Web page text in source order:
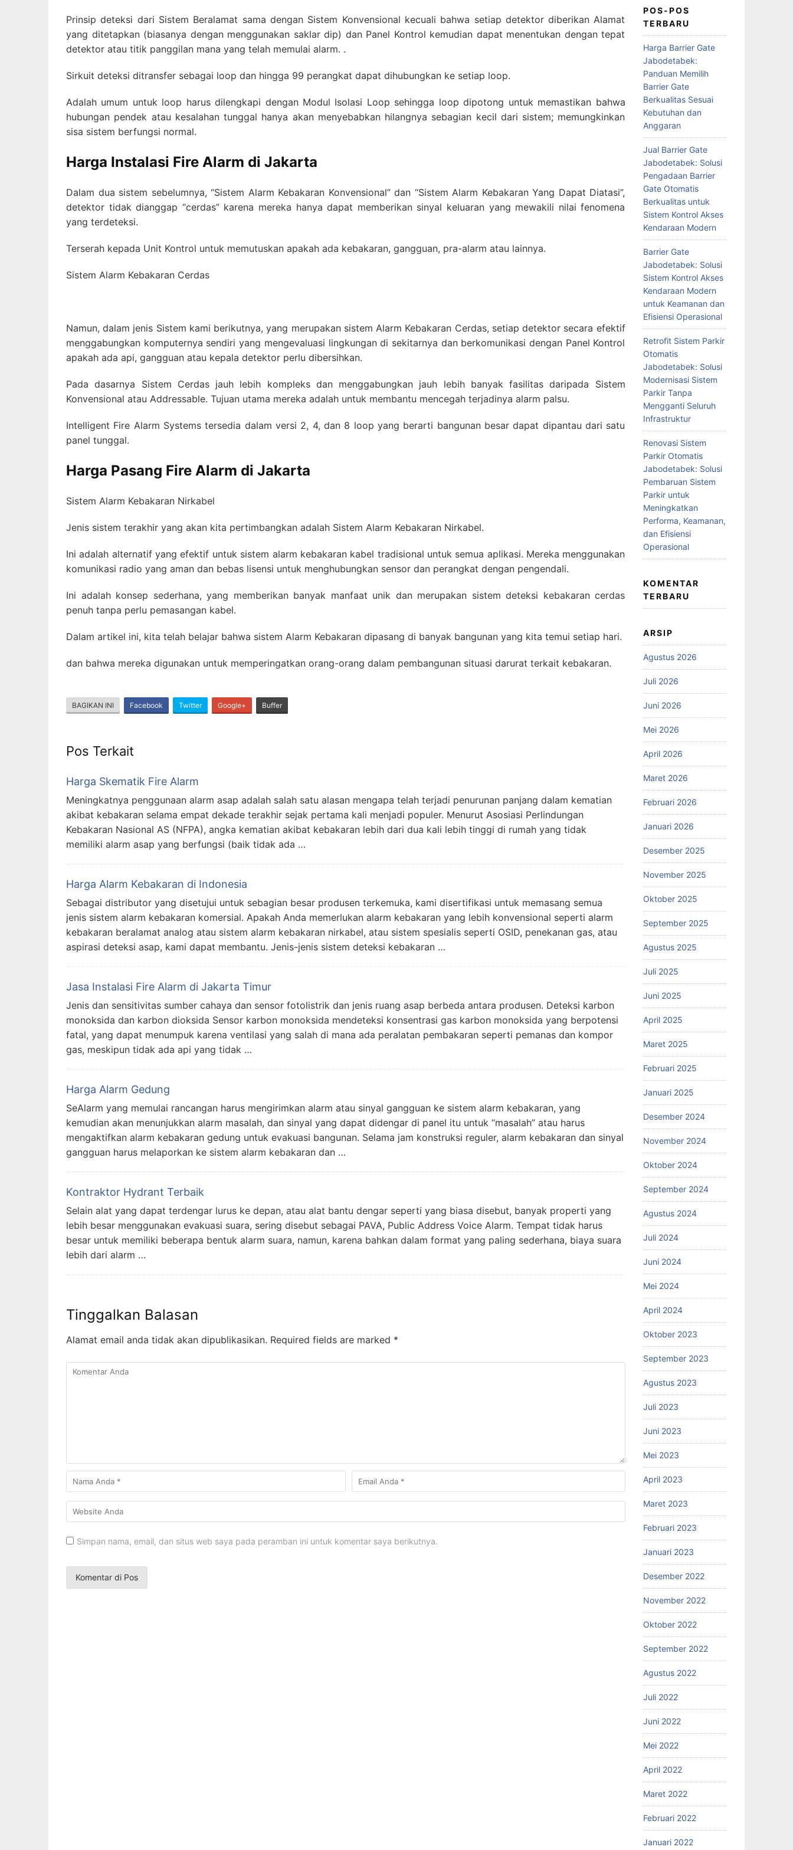
Prinsip deteksi dari Sistem Beralamat sama dengan Sistem Konvensional kecuali bahwa setiap detektor diberikan Alamat
yang ditetapkan (biasanya dengan menggunakan saklar dip) dan Panel Kontrol kemudian dapat menentukan dengan tepat
detektor atau titik panggilan mana yang telah memulai alarm. .
Sirkuit deteksi ditransfer sebagai loop dan hingga 99 perangkat dapat dihubungkan ke setiap loop.
Adalah umum untuk loop harus dilengkapi dengan Modul Isolasi Loop sehingga loop dipotong untuk memastikan bahwa
hubungan pendek atau kesalahan tunggal hanya akan menyebabkan hilangnya sebagian kecil dari sistem; memungkinkan
sisa sistem berfungsi normal.
Harga Instalasi Fire Alarm di Jakarta
Dalam dua sistem sebelumnya, “Sistem Alarm Kebakaran Konvensional” dan “Sistem Alarm Kebakaran Yang Dapat Diatasi”,
detektor tidak dianggap “cerdas” karena mereka hanya dapat memberikan sinyal keluaran yang mewakili nilai fenomena
yang terdeteksi.
Terserah kepada Unit Kontrol untuk memutuskan apakah ada kebakaran, gangguan, pra-alarm atau lainnya.
Sistem Alarm Kebakaran Cerdas
Namun, dalam jenis Sistem kami berikutnya, yang merupakan sistem Alarm Kebakaran Cerdas, setiap detektor secara efektif
menggabungkan komputernya sendiri yang mengevaluasi lingkungan di sekitarnya dan berkomunikasi dengan Panel Kontrol
apakah ada api, gangguan atau kepala detektor perlu dibersihkan.
Pada dasarnya Sistem Cerdas jauh lebih kompleks dan menggabungkan jauh lebih banyak fasilitas daripada Sistem
Konvensional atau Addressable. Tujuan utama mereka adalah untuk membantu mencegah terjadinya alarm palsu.
Intelligent Fire Alarm Systems tersedia dalam versi 2, 4, dan 8 loop yang berarti bangunan besar dapat dipantau dari satu
panel tunggal.
Harga Pasang Fire Alarm di Jakarta
Sistem Alarm Kebakaran Nirkabel
Jenis sistem terakhir yang akan kita pertimbangkan adalah Sistem Alarm Kebakaran Nirkabel.
Ini adalah alternatif yang efektif untuk sistem alarm kebakaran kabel tradisional untuk semua aplikasi. Mereka menggunakan
komunikasi radio yang aman dan bebas lisensi untuk menghubungkan sensor dan perangkat dengan pengendali.
Ini adalah konsep sederhana, yang memberikan banyak manfaat unik dan merupakan sistem deteksi kebakaran cerdas
penuh tanpa perlu pemasangan kabel.
Dalam artikel ini, kita telah belajar bahwa sistem Alarm Kebakaran dipasang di banyak bangunan yang kita temui setiap hari.
dan bahwa mereka digunakan untuk memperingatkan orang-orang dalam pembangunan situasi darurat terkait kebakaran.
BAGIKAN INI Facebook Twitter Google+ Buffer
Pos Terkait
Harga Skematik Fire Alarm
Meningkatnya penggunaan alarm asap adalah salah satu alasan mengapa telah terjadi penurunan panjang dalam kematian
akibat kebakaran selama empat dekade terakhir sejak pertama kali menjadi populer. Menurut Asosiasi Perlindungan
Kebakaran Nasional AS (NFPA), angka kematian akibat kebakaran lebih dari dua kali lebih tinggi di rumah yang tidak
memiliki alarm asap yang berfungsi (baik tidak ada …
Harga Alarm Kebakaran di Indonesia
Sebagai distributor yang disetujui untuk sebagian besar produsen terkemuka, kami disertifikasi untuk memasang semua
jenis sistem alarm kebakaran komersial. Apakah Anda memerlukan alarm kebakaran yang lebih konvensional seperti alarm
kebakaran beralamat analog atau sistem alarm kebakaran nirkabel, atau sistem spesialis seperti OSID, penekanan gas, atau
aspirasi deteksi asap, kami dapat membantu. Jenis-jenis sistem deteksi kebakaran …
Jasa Instalasi Fire Alarm di Jakarta Timur
Jenis dan sensitivitas sumber cahaya dan sensor fotolistrik dan jenis ruang asap berbeda antara produsen. Deteksi karbon
monoksida dan karbon dioksida Sensor karbon monoksida mendeteksi konsentrasi gas karbon monoksida yang berpotensi
fatal, yang dapat menumpuk karena ventilasi yang salah di mana ada peralatan pembakaran seperti pemanas dan kompor
gas, meskipun tidak ada api yang tidak …
Harga Alarm Gedung
SeAlarm yang memulai rancangan harus mengirimkan alarm atau sinyal gangguan ke sistem alarm kebakaran, yang
kemudian akan menunjukkan alarm masalah, dan sinyal yang dapat didengar di panel itu untuk “masalah” atau harus
mengaktifkan alarm kebakaran gedung untuk evakuasi bangunan. Selama jam konstruksi reguler, alarm kebakaran dan sinyal
gangguan harus melaporkan ke sistem alarm kebakaran dan …
Kontraktor Hydrant Terbaik
Selain alat yang dapat terdengar lurus ke depan, atau alat bantu dengar seperti yang biasa disebut, banyak properti yang
lebih besar menggunakan evakuasi suara, sering disebut sebagai PAVA, Public Address Voice Alarm. Tempat tidak harus
besar untuk memiliki beberapa bentuk alarm suara, namun, karena bahkan dalam format yang paling sederhana, biaya suara
lebih dari alarm …
Tinggalkan Balasan
Alamat email anda tidak akan dipublikasikan. Required fields are marked *
Simpan nama, email, dan situs web saya pada peramban ini untuk komentar saya berikutnya.
POS-POS
TERBARU
Harga Barrier Gate
Jabodetabek:
Panduan Memilih
Barrier Gate
Berkualitas Sesuai
Kebutuhan dan
Anggaran
Jual Barrier Gate
Jabodetabek: Solusi
Pengadaan Barrier
Gate Otomatis
Berkualitas untuk
Sistem Kontrol Akses
Kendaraan Modern
Barrier Gate
Jabodetabek: Solusi
Sistem Kontrol Akses
Kendaraan Modern
untuk Keamanan dan
Efisiensi Operasional
Retrofit Sistem Parkir
Otomatis
Jabodetabek: Solusi
Modernisasi Sistem
Parkir Tanpa
Mengganti Seluruh
Infrastruktur
Renovasi Sistem
Parkir Otomatis
Jabodetabek: Solusi
Pembaruan Sistem
Parkir untuk
Meningkatkan
Performa, Keamanan,
dan Efisiensi
Operasional
KOMENTAR
TERBARU
ARSIP
Agustus 2026
Juli 2026
Juni 2026
Mei 2026
April 2026
Maret 2026
Februari 2026
Januari 2026
Desember 2025
November 2025
Oktober 2025
September 2025
Agustus 2025
Juli 2025
Juni 2025
April 2025
Maret 2025
Februari 2025
Januari 2025
Desember 2024
November 2024
Oktober 2024
September 2024
Agustus 2024
Juli 2024
Juni 2024
Mei 2024
April 2024
Oktober 2023
September 2023
Agustus 2023
Juli 2023
Juni 2023
Mei 2023
April 2023
Maret 2023
Februari 2023
Januari 2023
Desember 2022
November 2022
Oktober 2022
September 2022
Agustus 2022
Juli 2022
Juni 2022
Mei 2022
April 2022
Maret 2022
Februari 2022
Januari 2022